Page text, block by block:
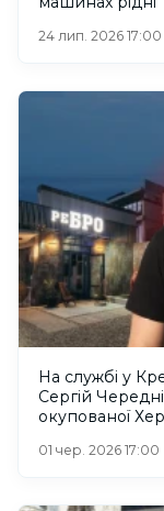
24 лип. 2026 17:00
На службі у
Сергій
окупованої
01 чер. 2026 17:00